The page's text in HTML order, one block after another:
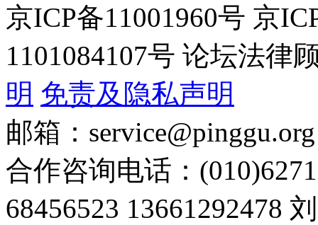
京ICP备11001960号 京
1101084107号 论坛法律
明 免责及隐私声明
邮箱：service@pinggu.org
合作咨询电话：
68456523 13661292478